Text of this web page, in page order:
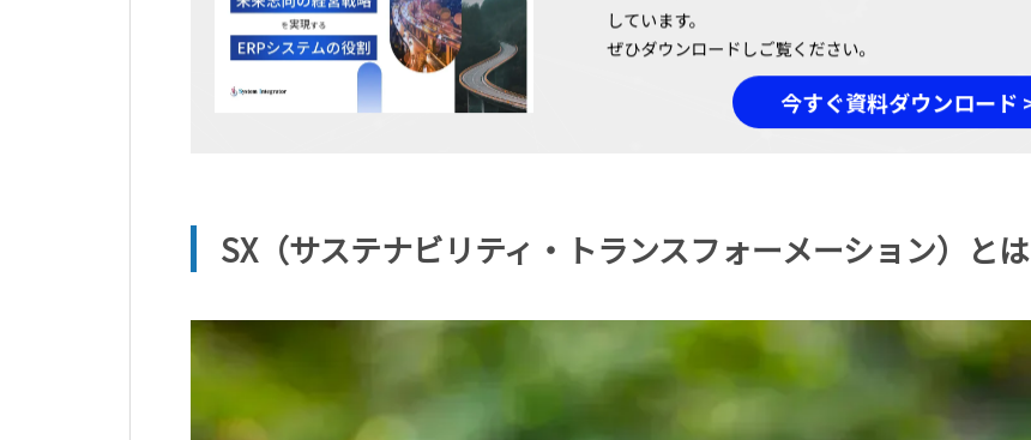
SX（サステナビリティ・トランスフォーメーション）とは